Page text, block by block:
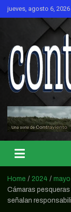
Skip
jueves, agosto 6, 2026
Home 2024 mayo
Cámaras
señalan